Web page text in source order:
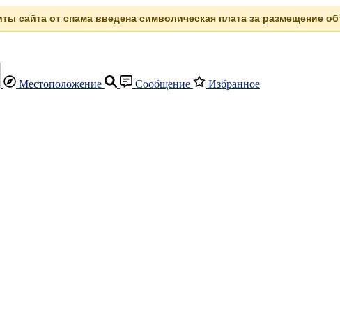
сайта от спама введена символическая плата за размещение
Местоположение Сообщение Избранное